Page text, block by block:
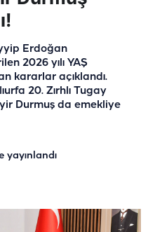
Erdoğan
2026 yılı YAŞ
kararlar açıklandı.
20. Zırhlı Tugay
Durmuş da emekliye
yayınlandı